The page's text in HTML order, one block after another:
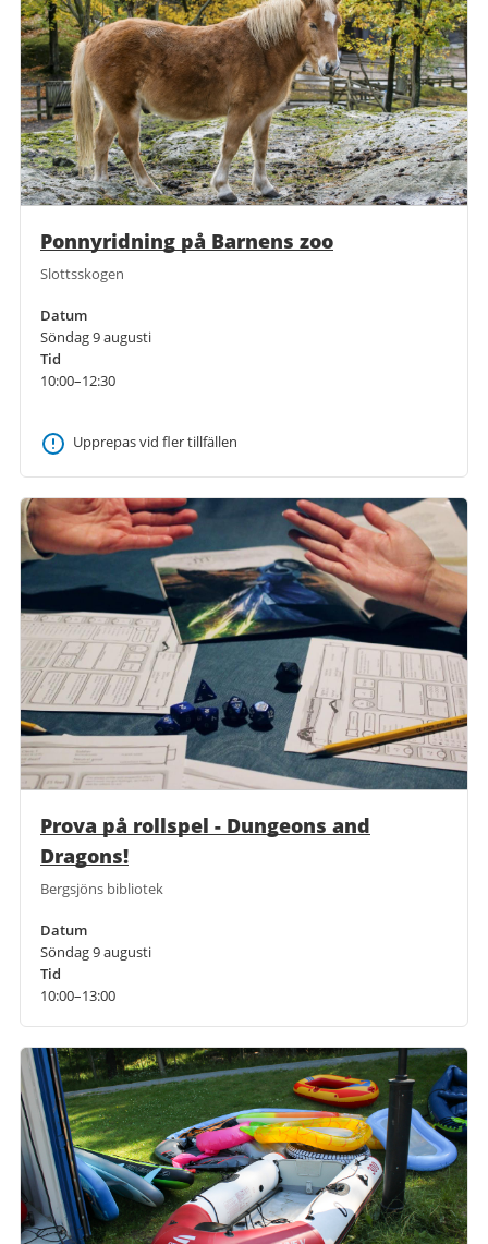
Ponnyridning på Barnens zoo
Slottsskogen
Datum
Söndag 9 augusti
Tid
10:00–12:30
Upprepas vid fler tillfällen
Prova på rollspel - Dungeons and
Dragons!
Bergsjöns bibliotek
Datum
Söndag 9 augusti
Tid
10:00–13:00